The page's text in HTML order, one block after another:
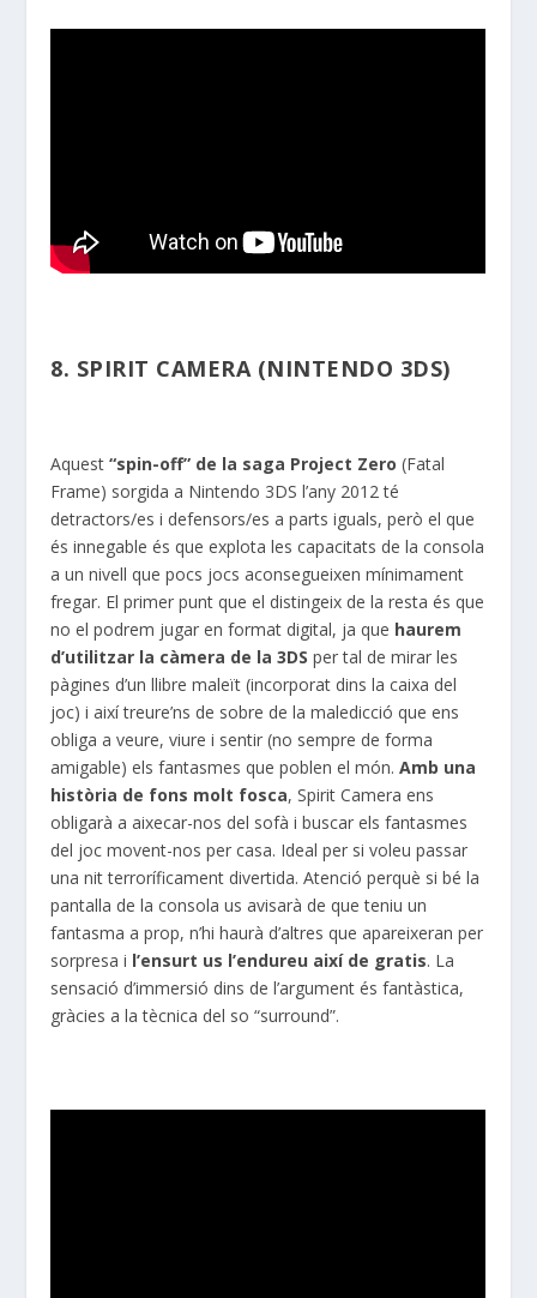
8. SPIRIT CAMERA (NINTENDO 3DS)
Aquest“spin-off” de la saga Project Zero (Fatal
Frame) sorgida a Nintendo 3DS l’any 2012 té
detractors/es i defensors/es a parts iguals, però el que
és innegable és que explota les capacitats de la consola
a un nivell que pocs jocs aconsegueixen mínimament
fregar. El primer punt que el distingeix de la resta és que
no el podrem jugar en format digital, ja que haurem
d’utilitzar la càmera de la 3DS per tal de mirar les
pàgines d’un llibre maleït (incorporat dins la caixa del
joc) i així treure’ns de sobre de la maledicció que ens
obliga a veure, viure i sentir (no sempre de forma
amigable) els fantasmes que poblen el món.Amb una
història de fons molt fosca, Spirit Camera ens
obligarà a aixecar-nos del sofà i buscar els fantasmes
del joc movent-nos per casa. Ideal per si voleu passar
una nit terroríficament divertida. Atenció perquè si bé la
pantalla de la consola us avisarà de que teniu un
fantasma a prop, n’hi haurà d’altres que apareixeran per
sorpresa i l’ensurt us l’endureu així de gratis. La
sensació d’immersió dins de l’argument és fantàstica,
gràcies a la tècnica del so “surround”.